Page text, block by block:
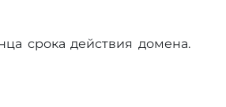
срока действия домена.